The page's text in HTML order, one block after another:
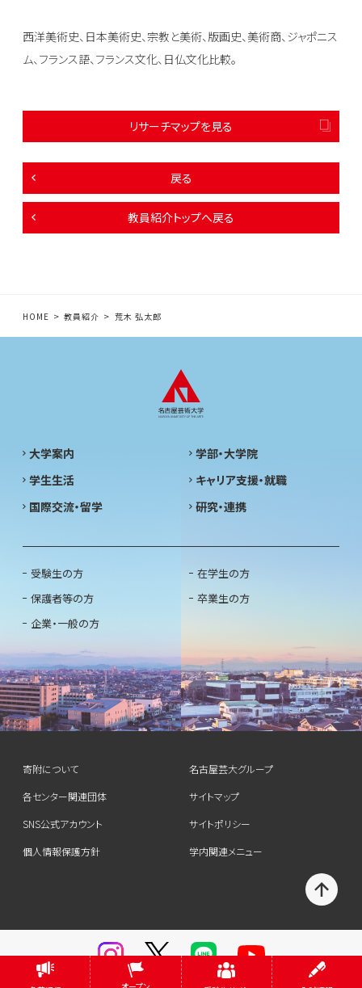
西洋美術史、日本美術史、宗教と美術、版画史、美術商、ジャポニス
ム、フランス語、フランス文化、日仏文化比較。
リサーチマップを見る
戻る
教員紹介トップへ戻る
HOME 教員紹介 荒木 弘太郎
大学案内
学部・大学院
学生生活
キャリア支援・就職
国際交流・留学
研究・連携
受験生の方
在学生の方
保護者等の方
卒業生の方
企業・一般の方
寄附について
名古屋芸大グループ
各センター関連団体
サイトマップ
SNS公式アカウント
サイトポリシー
個人情報保護方針
学内関連メニュー
O
オープン